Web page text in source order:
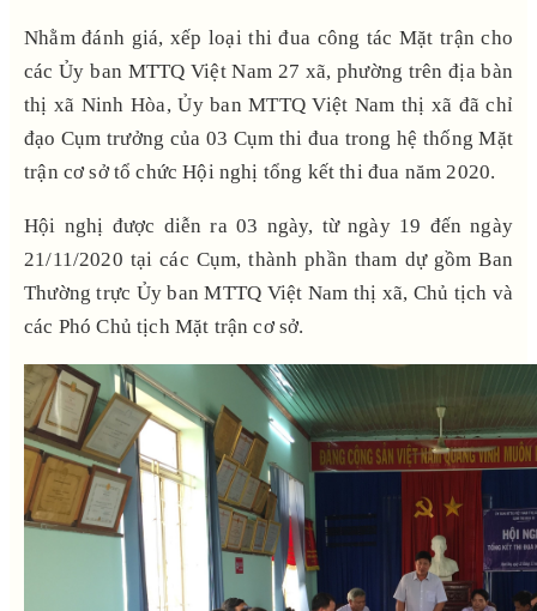
Nhằm đánh giá, xếp loại thi đua công tác Mặt trận cho
các Ủy ban MTTQ Việt Nam 27 xã, phường trên địa bàn
thị xã Ninh Hòa, Ủy ban MTTQ Việt Nam thị xã đã chỉ
đạo Cụm trưởng của 03 Cụm thi đua trong hệ thống Mặt
trận cơ sở tổ chức Hội nghị tổng kết thi đua năm 2020.
Hội nghị được diễn ra 03 ngày, từ ngày 19 đến ngày
21/11/2020 tại các Cụm, thành phần tham dự gồm Ban
Thường trực Ủy ban MTTQ Việt Nam thị xã, Chủ tịch và
các Phó Chủ tịch Mặt trận cơ sở.